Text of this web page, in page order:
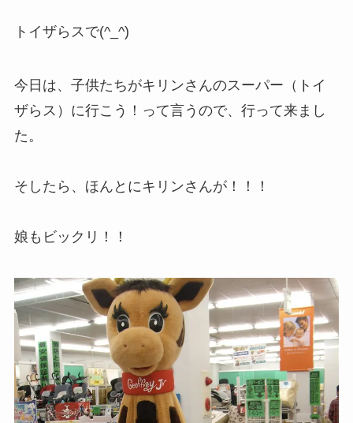
トイザらスで(^_^)
今日は、子供たちがキリンさんのスーパー（トイ
ザらス）に行こう！って言うので、行って来まし
た。
そしたら、ほんとにキリンさんが！！！
娘もビックリ！！